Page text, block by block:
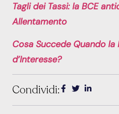
Tagli dei Tassi: la BCE
Allentamento
Cosa Succede Quando la
d’Interesse?
Condividi: